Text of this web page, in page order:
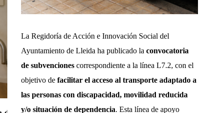
La Regidoría de Acción e Innovación Social del
Ayuntamiento de Lleida ha publicado la convocatoria
de subvencionescorrespondiente a la línea L7.2, con el
objetivo de facilitar el acceso al transporte adaptado a
las personas con discapacidad, movilidad reducida
y/o situación de dependencia. Esta línea de apoyo